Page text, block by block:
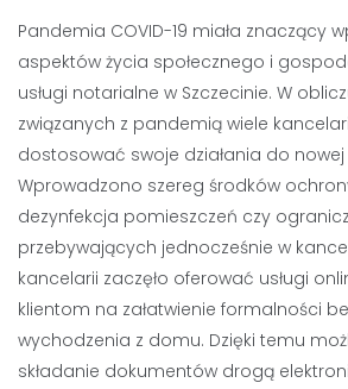
Pandemia COVID-19 miała znaczący
aspektów życia społecznego i
usługi notarialne w Szczecinie. W
związanych z pandemią wiele
dostosować swoje działania do nowej
Wprowadzono szereg środków
dezynfekcja pomieszczeń czy
przebywających jednocześnie w
kancelarii zaczęło oferować usługi
klientom na załatwienie formalności
wychodzenia z domu. Dzięki temu
składanie dokumentów drogą